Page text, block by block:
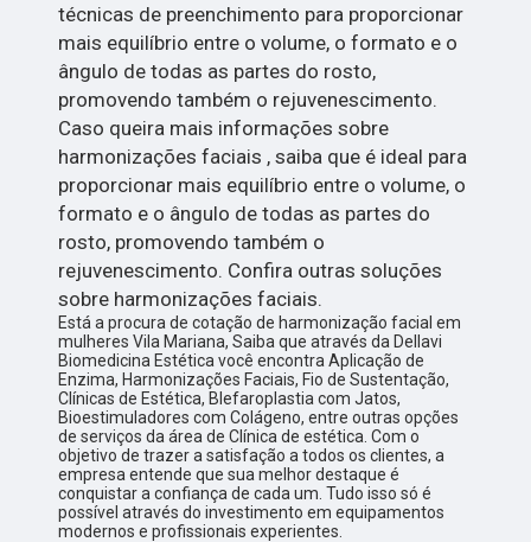
técnicas de preenchimento para proporcionar
mais equilíbrio entre o volume, o formato e o
ângulo de todas as partes do rosto,
promovendo também o rejuvenescimento.
Caso queira mais informações sobre
harmonizações faciais , saiba que é ideal para
proporcionar mais equilíbrio entre o volume, o
formato e o ângulo de todas as partes do
rosto, promovendo também o
rejuvenescimento. Confira outras soluções
sobre harmonizações faciais.
Está a procura de cotação de harmonização facial em
mulheres Vila Mariana, Saiba que através da Dellavi
Biomedicina Estética você encontra Aplicação de
Enzima, Harmonizações Faciais, Fio de Sustentação,
Clínicas de Estética, Blefaroplastia com Jatos,
Bioestimuladores com Colágeno, entre outras opções
de serviços da área de Clínica de estética. Com o
objetivo de trazer a satisfação a todos os clientes, a
empresa entende que sua melhor destaque é
conquistar a confiança de cada um. Tudo isso só é
possível através do investimento em equipamentos
modernos e profissionais experientes.